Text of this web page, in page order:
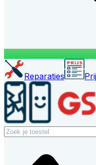
Reparaties